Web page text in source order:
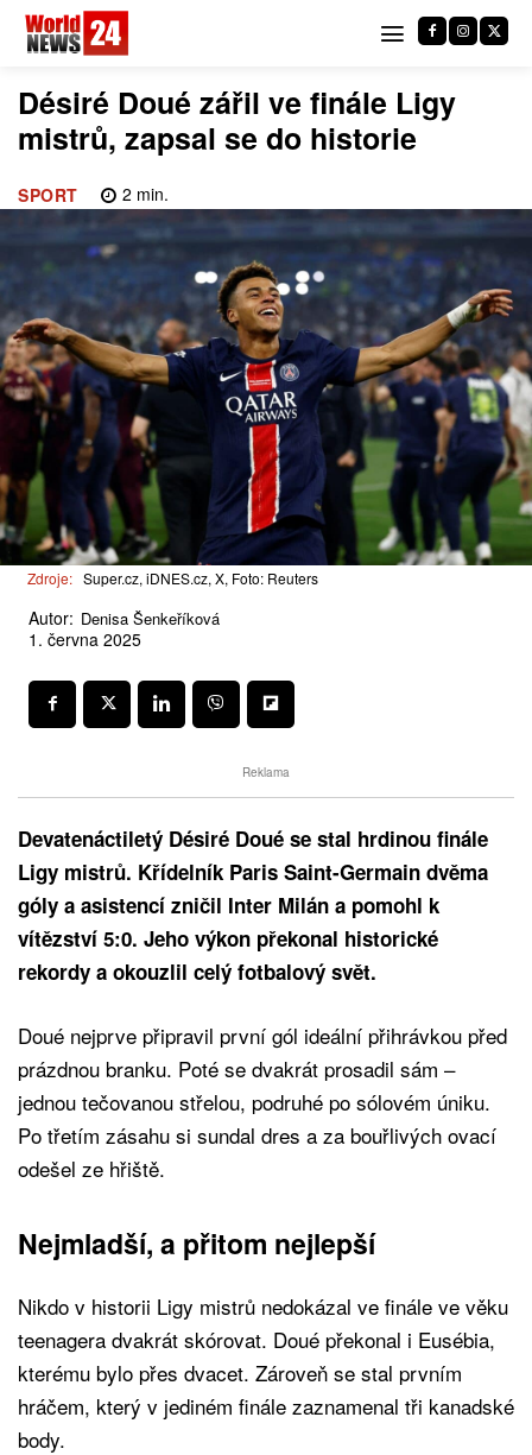
Désiré Doué zářil ve finále Ligy
mistrů, zapsal se do historie
SPORT 2 min.
Zdroje: Super.cz, iDNES.cz, X, Foto: Reuters
Autor: Denisa Šenkeříková
1. června 2025
Reklama
Devatenáctiletý Désiré Doué se stal hrdinou finále
Ligy mistrů. Křídelník Paris Saint-Germain dvěma
góly a asistencí zničil Inter Milán a pomohl k
vítězství 5:0. Jeho výkon překonal historické
rekordy a okouzlil celý fotbalový svět.
Doué nejprve připravil první gól ideální přihrávkou před
prázdnou branku. Poté se dvakrát prosadil sám –
jednou tečovanou střelou, podruhé po sólovém úniku.
Po třetím zásahu si sundal dres a za bouřlivých ovací
odešel ze hřiště.
Nejmladší, a přitom nejlepší
Nikdo v historii Ligy mistrů nedokázal ve finále ve věku
teenagera dvakrát skórovat. Doué překonal i Eusébia,
kterému bylo přes dvacet. Zároveň se stal prvním
hráčem, který v jediném finále zaznamenal tři kanadské
body.